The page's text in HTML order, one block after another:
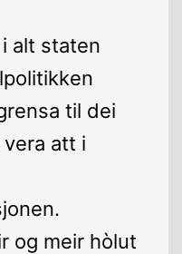
alt staten
til dei
att i
og meir hòlut